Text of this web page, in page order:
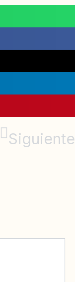
Siguiente